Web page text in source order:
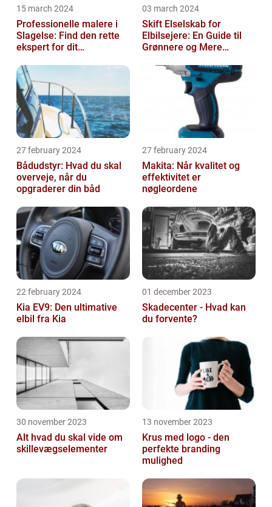
15 march 2024
Professionelle malere i
Slagelse: Find den rette
ekspert for dit
03 march 2024
Skift Elselskab for
Elbilsejere: En Guide til
Grønnere og Mere
27 february 2024
Bådudstyr: Hvad du skal
overveje, når du
opgraderer din båd
27 february 2024
Makita: Når kvalitet og
effektivitet er
nøgleordene
22 february 2024
Kia EV9: Den ultimative
elbil fra Kia
01 december 2023
Skadecenter - Hvad kan
du forvente?
30 november 2023
Alt hvad du skal vide om
skillevægselementer
13 november 2023
Krus med logo - den
perfekte branding
mulighed